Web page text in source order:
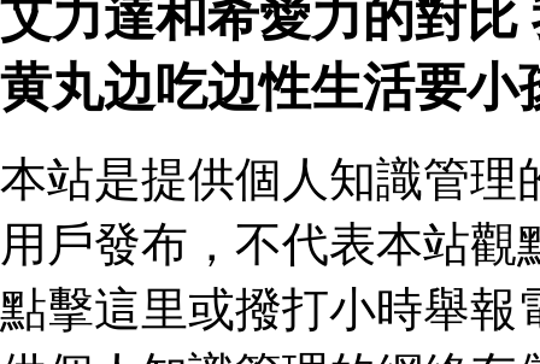
艾力達和希愛力的對
黄丸边吃边性生活要小
本站是提供個人知識管理
用戶發布，不代表本站
點擊這里或撥打小時舉報